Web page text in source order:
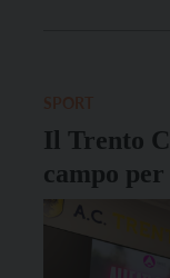
Il Trento
campo
tumori con